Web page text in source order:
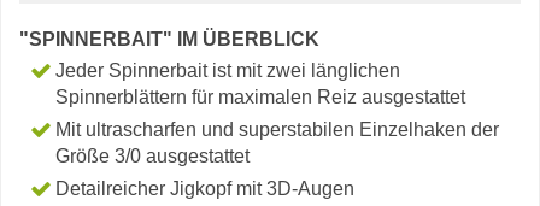
"SPINNERBAIT" IM ÜBERBLICK
Jeder Spinnerbait ist mit zwei länglichen
Spinnerblättern für maximalen Reiz ausgestattet
Mit ultrascharfen und superstabilen Einzelhaken der
Größe 3/0 ausgestattet
Detailreicher Jigkopf mit 3D-Augen